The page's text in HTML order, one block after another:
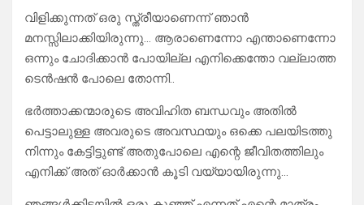
വിളിക്കുന്നത് ഒരു സ്ത്രീയാണെന്ന് ഞാൻ
മനസ്സിലാക്കിയിരുന്നു… ആരാണെന്നോ എന്താണെന്നോ
ഒന്നും ചോദിക്കാൻ പോയില്ല എനിക്കെന്തോ വല്ലാത്ത
ടെൻഷൻ പോലെ തോന്നി..
ഭർത്താക്കന്മാരുടെ അവിഹിത ബന്ധവും അതിൽ
പെട്ടാലുള്ള അവരുടെ അവസ്ഥയും ഒക്കെ പലയിടത്തു
നിന്നും കേട്ടിട്ടുണ്ട് അതുപോലെ എന്റെ ജീവിതത്തിലും
എനിക്ക് അത് ഓർക്കാൻ കൂടി വയ്യായിരുന്നു…